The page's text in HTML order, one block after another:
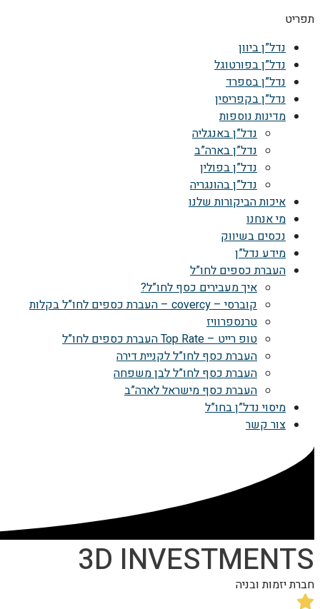
תפריט
נדל”ן ביוון
נדל”ן בפורטוגל
נדל”ן בספרד
נדל”ן בקפריסין
מדינות נוספות
נדל”ן באנגליה
נדל”ן בארה”ב
נדל”ן בפולין
נדל”ן בהונגריה
איכות הביקורות שלנו
מי אנחנו
נכסים בשיווק
מידע נדל”ן
העברת כספים לחו”ל
איך מעבירים כסף לחו”ל?
קוברסי – covercy – העברת כספים לחו”ל בקלות
טרנספרוויז
טופ רייט – Top Rate העברת כספים לחו”ל
העברת כסף לחו”ל לקניית דירה
העברת כסף לחו”ל לבן משפחה
העברת כסף מישראל לארה”ב
מיסוי נדל”ן בחו”ל
צור קשר
3D INVESTMENTS
חברת יזמות ובניה